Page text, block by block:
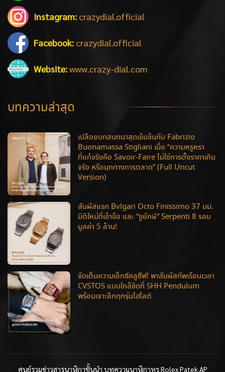
Instagram: crazydial.official
Facebook: crazydial.official
Website:www.crazy-dial.com
บทความล่าสุด
เปลือยบทสนทนาสุดเข้มข้นกับ Fabrizio
Buonamassa Stigliani เมื่อ “ความหรูหรา
ที่แท้จริงคือ Savoir-Faire ไม่ใช่การตั้งราคาเกิน
จริง หรือมุกทางการตลาด” (Full Uncut
Version)
สัมผัสแรก Bvlgari Octo Finissimo 37 มม.
มิติใหม่ที่เข้าข้อ และ “งูยักษ์” Serpenti 8 รอบ
มูลค่า 5 ล้าน!
จัดเต็มความเอ็กซ์คลูซีฟ! พาสัมผัสทัพเรือนเวลา
CVSTOS แบบใกล้ชิดที่ SHH Pendulum
พร้อมเจาะลึกทุกรุ่นไฮไลต์
ศูนย์รวมข่าวสารนาฬิกาชั้นนำ บทความนาฬิกาหรู Rolex Patek AP